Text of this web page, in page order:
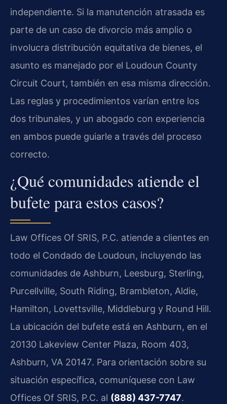
independiente. Si la manutención atrasada es
parte de un caso de divorcio más amplio o
involucra distribución equitativa de bienes, el
asunto es manejado por el Loudoun County
Circuit Court, también en esa misma dirección.
Las reglas y procedimientos varían entre los
dos tribunales, y un abogado con experiencia
en ambos puede guiarle a través del proceso
correcto.
¿Qué comunidades atiende el
bufete para estos casos?
Law Offices Of SRIS, P.C. atiende a clientes en
todo el Condado de Loudoun, incluyendo las
comunidades de Ashburn, Leesburg, Sterling,
Purcellville, South Riding, Brambleton, Aldie,
Hamilton, Lovettsville, Middleburg y Round Hill.
La ubicación del bufete está en Ashburn, en el
20130 Lakeview Center Plaza, Room 403,
Ashburn, VA 20147. Para orientación sobre su
situación específica, comuníquese con Law
Offices Of SRIS, P.C. al (888) 437-7747.